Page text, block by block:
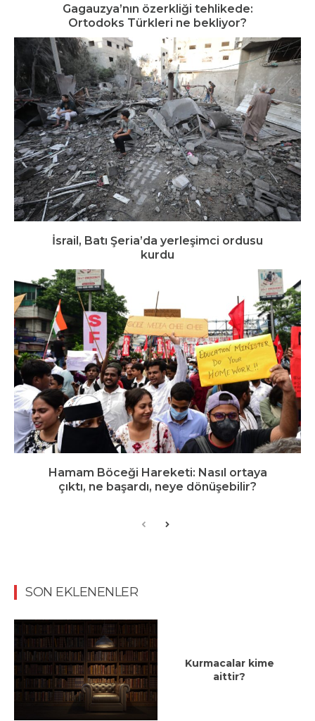
Gagauzya’nın özerkliği tehlikede:
Ortodoks Türkleri ne bekliyor?
İsrail, Batı Şeria’da yerleşimci ordusu
kurdu
Hamam Böceği Hareketi: Nasıl ortaya
çıktı, ne başardı, neye dönüşebilir?
SON EKLENENLER
Kurmacalar kime
aittir?